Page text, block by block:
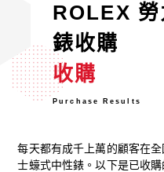
ROLEX 勞
錶收購
收購
Purchase Results
每天都有成千上萬的顧客在
士蠔式中性錶。以下是已收